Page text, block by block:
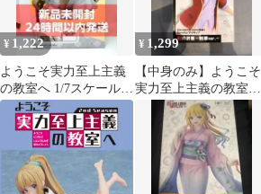
¥ 1,222
ようこそ実力至上主義
の教室へ 1/7スケールフ
ィギュア 軽井沢恵
¥ 1,299
【中身のみ】ようこそ
実力至上主義の教室へ
軽井沢恵 フィギュア